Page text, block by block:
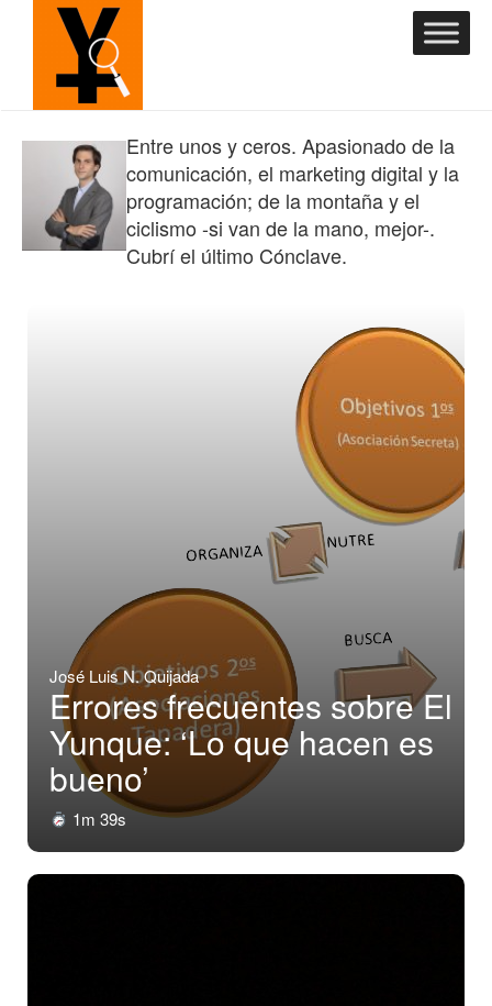
Entre unos y ceros. Apasionado de la
comunicación, el marketing digital y la
programación; de la montaña y el
ciclismo -si van de la mano, mejor-.
Cubrí el último Cónclave.
José Luis N. Quijada
Errores frecuentes sobre El
Yunque: ‘Lo que hacen es
bueno’
1m 39s